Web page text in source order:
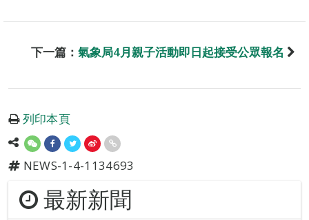
下一篇： 氣象局4月親子活動即日起接受公眾報名
列印本頁
NEWS-1-4-1134693
最新新聞